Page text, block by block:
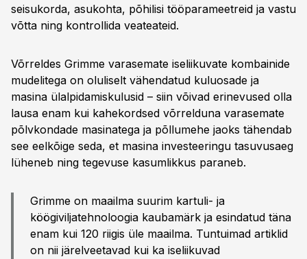
seisukorda, asukohta, põhilisi tööparameetreid ja vastu
võtta ning kontrollida veateateid.
Võrreldes Grimme varasemate iseliikuvate kombainide
mudelitega on oluliselt vähendatud kuluosade ja
masina ülalpidamiskulusid – siin võivad erinevused olla
lausa enam kui kahekordsed võrrelduna varasemate
põlvkondade masinatega ja põllumehe jaoks tähendab
see eelkõige seda, et masina investeeringu tasuvusaeg
lüheneb ning tegevuse kasumlikkus paraneb.
Grimme on maailma suurim kartuli- ja
köögiviljatehnoloogia kaubamärk ja esindatud täna
enam kui 120 riigis üle maailma. Tuntuimad artiklid
on nii järelveetavad kui ka iseliikuvad